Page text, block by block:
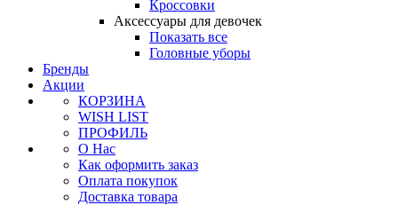
Кроссовки
Аксессуары для девочек
Показать все
Головные уборы
Бренды
Акции
КОРЗИНА
WISH LIST
ПРОФИЛЬ
О Нас
Как оформить заказ
Оплата покупок
Доставка товара